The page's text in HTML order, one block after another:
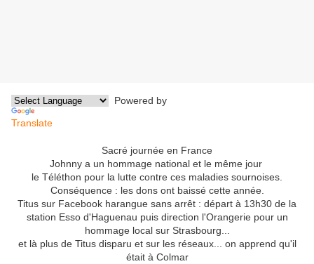
Powered by
Translate
Sacré journée en France
Johnny a un hommage national et le même jour
le Téléthon pour la lutte contre ces maladies sournoises.
Conséquence : les dons ont baissé cette année.
Titus sur Facebook harangue sans arrêt : départ à 13h30 de la
station Esso d'Haguenau puis direction l'Orangerie pour un
hommage local sur Strasbourg...
et là plus de Titus disparu et sur les réseaux... on apprend qu'il
était à Colmar